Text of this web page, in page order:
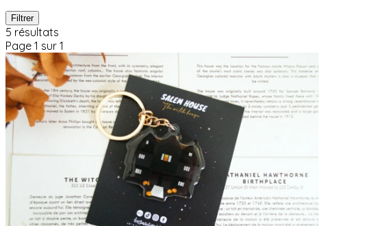
Filtrer
5 résultats
Page 1 sur 1